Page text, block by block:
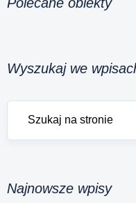
Wyszukaj we
Najnowsze wpisy